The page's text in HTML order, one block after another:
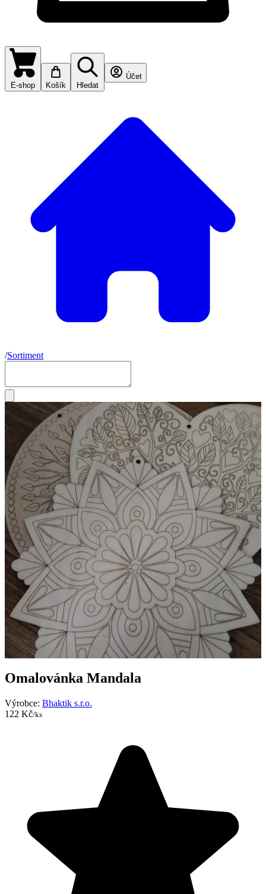
E-shop Košík Hledat
Účet
/Sortiment
Omalovánka Mandala
Výrobce: Bhaktik s.r.o.
122 Kč/ks